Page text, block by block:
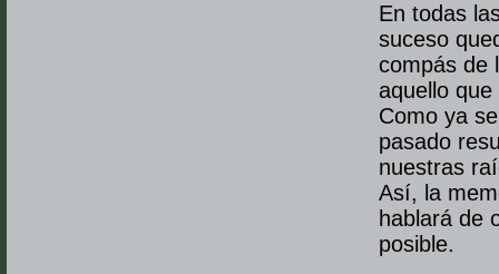
En todas
suceso
compás de
aquello
Como ya
pasado
nuestras
Así, la
hablará de
posible.